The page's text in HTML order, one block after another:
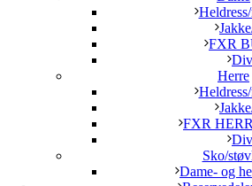
FXR
Herre
FXR
Sko/
Dame- og